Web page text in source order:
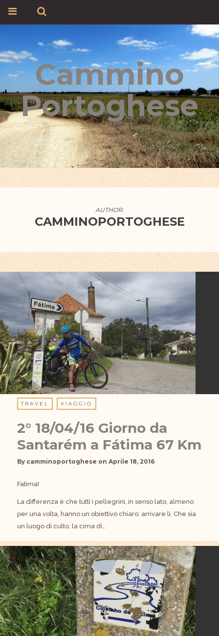
Cammino
Portoghese
AUTHOR:
CAMMINOPORTOGHESE
TRAVEL VIAGGIO
2° 18/04/16 Giorno da
Santarém a Fátima 67 Km
By camminoportoghese on Aprile 18, 2016
Fatima!
La differenza è che tutti i pellegrini, in senso lato, almeno
per una volta, hanno un obiettivo chiaro: arrivare lì. Che sia
un luogo di culto, la cima di…